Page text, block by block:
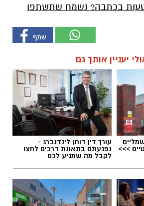
בכתבה? נשמח שתשתפו
יעניין אותך גם
>>>
עורך דין דותן לינדנברג -
נפגעתם בתאונת דרכים לחצו
לקבל מה שמגיע לכם